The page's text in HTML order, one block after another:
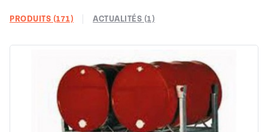
PRODUITS (171) ACTUALITÉS (1)